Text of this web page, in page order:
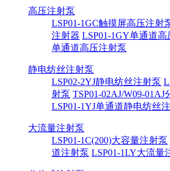
高压注射泵
LSP01-1GC触摸屏高压注射
注射器 LSP01-1GY单通道高
单通道高压注射泵
静电纺丝注射泵
LSP02-2YJ静电纺丝注射泵
射泵 TSP01-02AJ/W09-
LSP01-1YJ单通道静电纺丝
大流量注射泵
LSP01-1C(200)大容量注射泵
道注射泵 LSP01-1LY大流量